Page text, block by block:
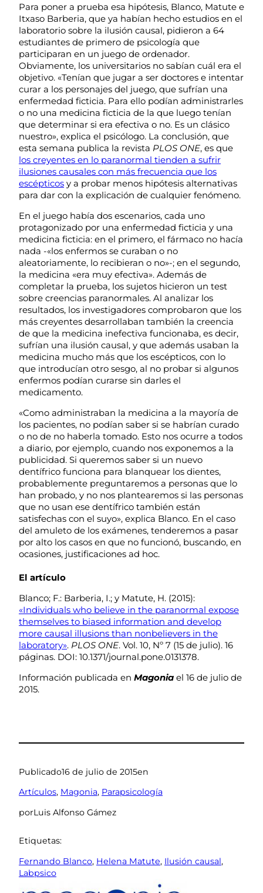
Para poner a prueba esa hipótesis, Blanco, Matute e
Itxaso Barberia, que ya habían hecho estudios en el
laboratorio sobre la ilusión causal, pidieron a 64
estudiantes de primero de psicología que
participaran en un juego de ordenador.
Obviamente, los universitarios no sabían cuál era el
objetivo. «Tenían que jugar a ser doctores e intentar
curar a los personajes del juego, que sufrían una
enfermedad ficticia. Para ello podían administrarles
o no una medicina ficticia de la que luego tenían
que determinar si era efectiva o no. Es un clásico
nuestro», explica el psicólogo. La conclusión, que
esta semana publica la revista PLOS ONE, es que
los creyentes en lo paranormal tienden a sufrir
ilusiones causales con más frecuencia que los
escépticos y a probar menos hipótesis alternativas
para dar con la explicación de cualquier fenómeno.
En el juego había dos escenarios, cada uno
protagonizado por una enfermedad ficticia y una
medicina ficticia: en el primero, el fármaco no hacía
nada -«los enfermos se curaban o no
aleatoriamente, lo recibieran o no»-; en el segundo,
la medicina «era muy efectiva». Además de
completar la prueba, los sujetos hicieron un test
sobre creencias paranormales. Al analizar los
resultados, los investigadores comprobaron que los
más creyentes desarrollaban también la creencia
de que la medicina inefectiva funcionaba, es decir,
sufrían una ilusión causal, y que además usaban la
medicina mucho más que los escépticos, con lo
que introducían otro sesgo, al no probar si algunos
enfermos podían curarse sin darles el
medicamento.
«Como administraban la medicina a la mayoría de
los pacientes, no podían saber si se habrían curado
o no de no haberla tomado. Esto nos ocurre a todos
a diario, por ejemplo, cuando nos exponemos a la
publicidad. Si queremos saber si un nuevo
dentífrico funciona para blanquear los dientes,
probablemente preguntaremos a personas que lo
han probado, y no nos plantearemos si las personas
que no usan ese dentífrico también están
satisfechas con el suyo», explica Blanco. En el caso
del amuleto de los exámenes, tenderemos a pasar
por alto los casos en que no funcionó, buscando, en
ocasiones, justificaciones ad hoc.
El artículo
Blanco; F.: Barberia, I.; y Matute, H. (2015):
«Individuals who believe in the paranormal expose
themselves to biased information and develop
more causal illusions than nonbelievers in the
laboratory». PLOS ONE. Vol. 10, Nº 7 (15 de julio). 16
páginas. DOI: 10.1371/journal.pone.0131378.
Información publicada en Magonia el 16 de julio de
2015.
Publicado16 de julio de 2015en
Artículos, Magonia, Parapsicología
porLuis Alfonso Gámez
Etiquetas:
Fernando Blanco, Helena Matute, Ilusión causal
Labpsico